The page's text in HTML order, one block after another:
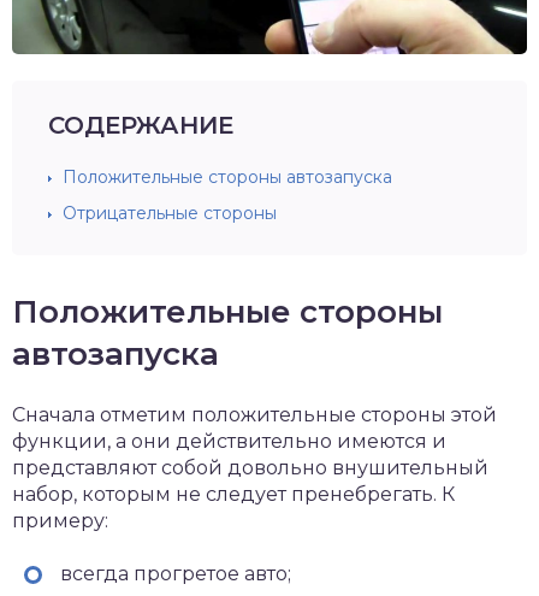
СОДЕРЖАНИЕ
Положительные стороны автозапуска
Отрицательные стороны
Положительные стороны
автозапуска
Сначала отметим положительные стороны этой
функции, а они действительно имеются и
представляют собой довольно внушительный
набор, которым не следует пренебрегать. К
примеру:
всегда прогретое авто;